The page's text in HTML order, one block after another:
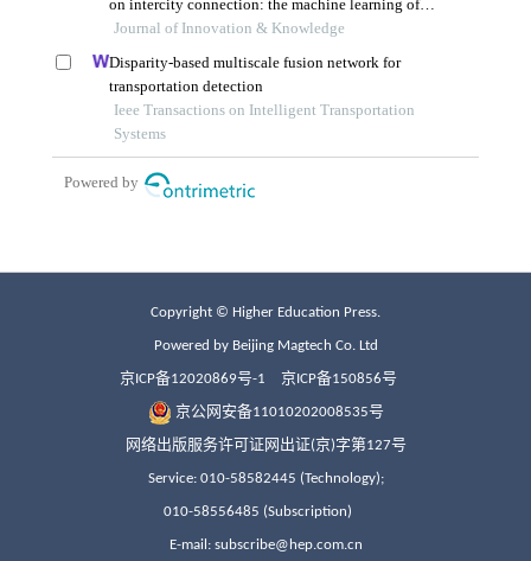
Copyright © Higher Education Press.
Powered by Beijing Magtech Co. Ltd
京ICP备12020869号-1 京ICP备150856号
京公网安备11010202008535号
网络出版服务许可证网出证(京)字第127号
Service: 010-58582445 (Technology);
010-58556485 (Subscription)
E-mail: subscribe@hep.com.cn